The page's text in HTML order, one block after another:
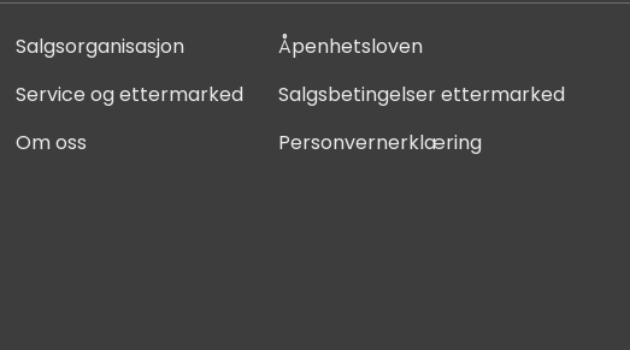
Salgsorganisasjon
Åpenhetsloven
Service og ettermarked
Salgsbetingelser ettermarked
Om oss Personvernerklæring